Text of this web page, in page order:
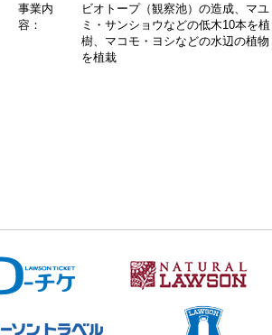
事業内
容：
ビオトープ（観察池）の造成、マユ
ミ・サンショウなどの低木10本を植
樹、マコモ・ヨシなどの水辺の植物
を植栽